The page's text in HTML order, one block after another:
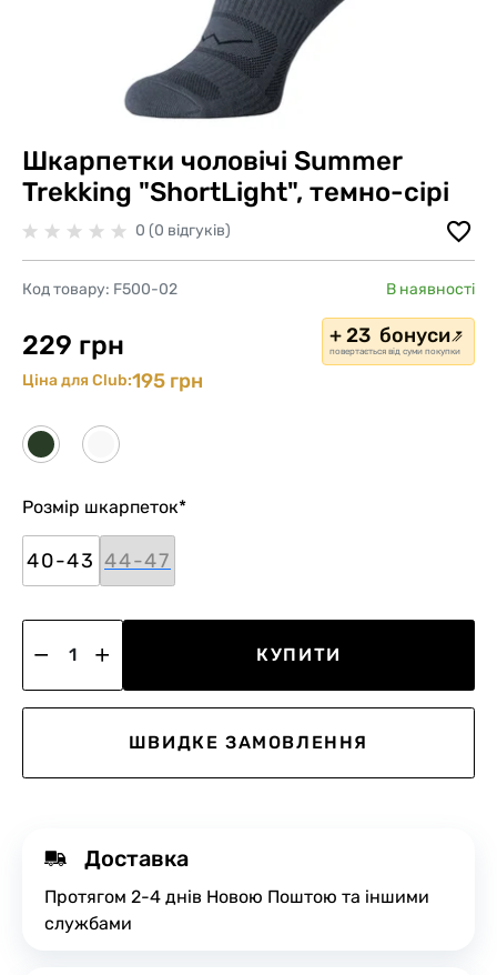
Шкарпетки чоловічі Summer
Trekking "ShortLight", темно-сірі
0 (0 відгуків)
Код товару: F500-02 В наявності
229 грн + 23 бонуси
повертається від суми покупки
Ціна для Club:195 грн
Розмір шкарпеток*
40-43 44-47
КУПИТИ
ШВИДКЕ ЗАМОВЛЕННЯ
Доставка
Протягом 2-4 днів Новою Поштою та іншими
службами